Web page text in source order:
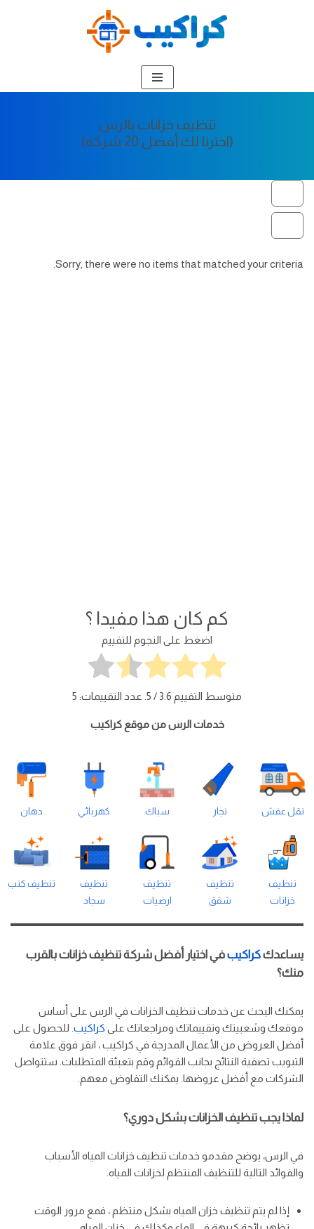
تنظيف خزانات بالرس
(اخترنا لك أفضل 20 شركة)
Sorry, there were no items that matched your criteria.
كم كان هذا مفيدا ؟
اضغط على النجوم للتقييم
متوسط التقييم 3.6 / 5. عدد التقييمات: 5
خدمات الرس من موقع كراكيب
نقل عفش نجار سباك كهربائي دهان
تنظيف
خزانات
تنظيف
شقق
تنظيف
ارضيات
تنظيف
سجاد
تنظيف كنب
يساعدككراكيبفي اختيار أفضل شركة تنظيف خزانات بالقرب
منك؟
يمكنك البحث عن خدمات تنظيف الخزانات في الرس على أساس
موقعك وشعبيتك وتقييماتك ومراجعاتك على كراكيب . للحصول على
أفضل العروض من الأعمال المدرجة في كراكيب ، انقر فوق علامة
التبويب تصفية النتائج بجانب القوائم وقم بتعبئة المتطلبات. ستتواصل
الشركات مع أفضل عروضها. يمكنك التفاوض معهم.
لماذا يجب تنظيف الخزانات بشكل دوري؟
في الرس، يوضح مقدمو خدمات تنظيف خزانات المياه الأسباب
والفوائد التالية للتنظيف المنتظم لخزانات المياه.
إذا لم يتم تنظيف خزان المياه بشكل منتظم ، فمع مرور الوقت